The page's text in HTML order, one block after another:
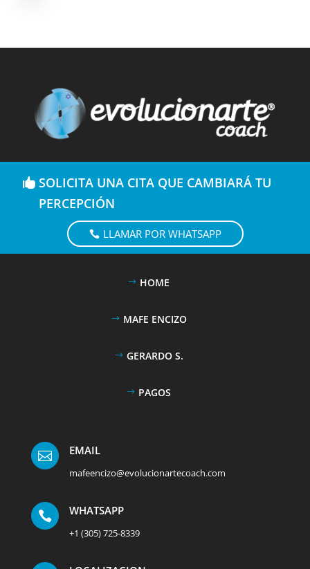
SOLICITA UNA CITA QUE CAMBIARÁ TU
PERCEPCIÓN
LLAMAR POR WHATSAPP
HOME
MAFE ENCIZO
GERARDO S.
PAGOS
 EMAIL
mafeencizo@evolucionartecoach.com
 WHATSAPP
+1 (305) 725-8339